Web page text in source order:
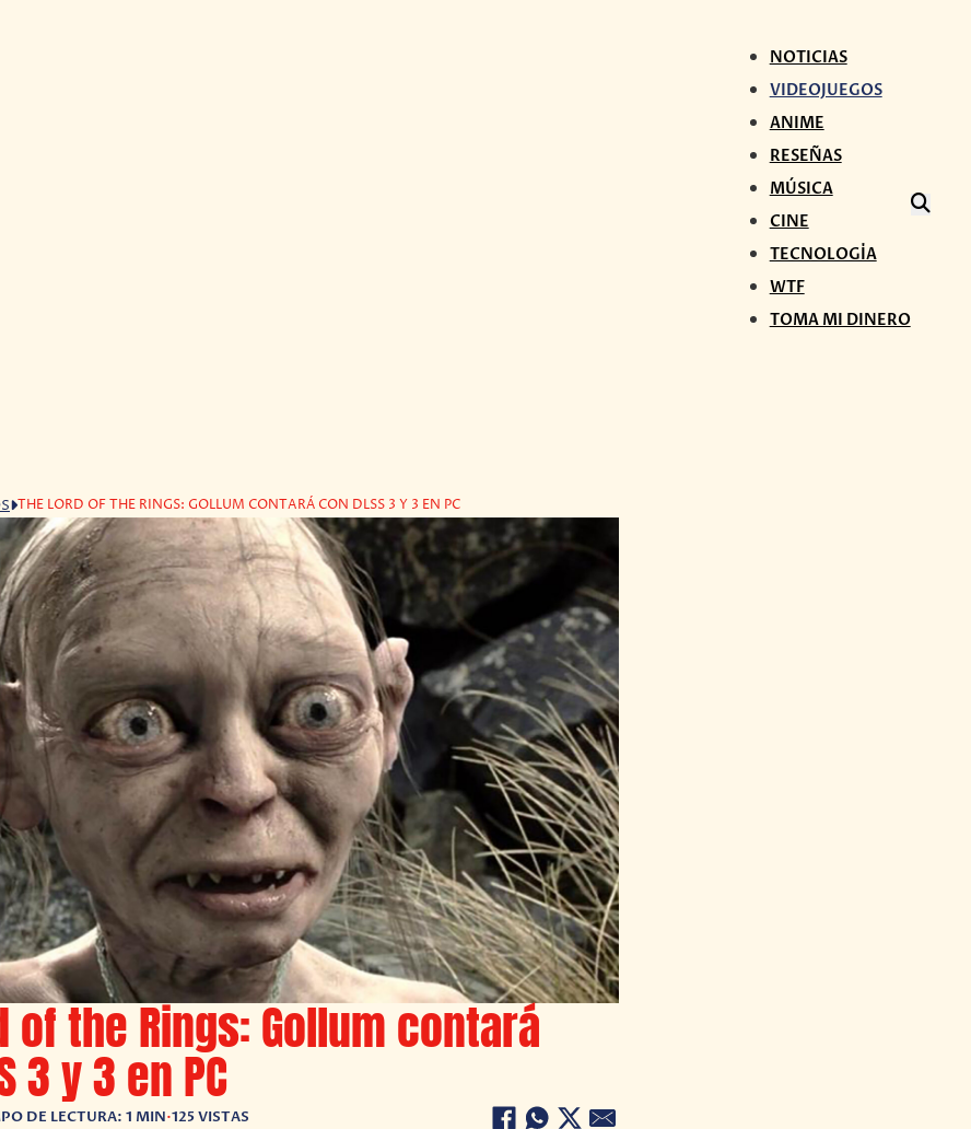
NOTICIAS
VIDEOJUEGOS
ANIME
RESEÑAS
MÚSICA
CINE
TECNOLOGÍA
WTF
TOMA MI DINERO
THE LORD OF THE RINGS: GOLLUM CONTARÁ CON DLSS 3 Y 3 EN PC
of the Rings: Gollum contará
3 y 3 en PC
DE LECTURA: 1 MIN•125 VISTAS